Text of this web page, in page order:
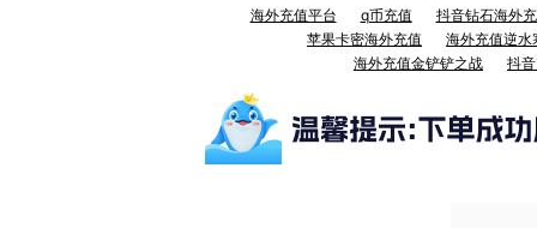
海外充值平台 q币充值
抖音钻石海外
苹果卡密海外充值
海外充值逆水
海外充值金铲铲之战
抖